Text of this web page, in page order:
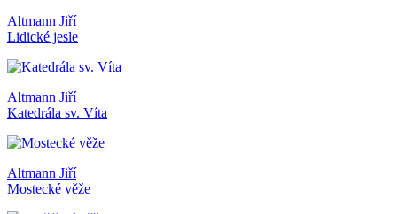
Altmann Jiří
Lidické jesle
Altmann Jiří
Katedrála sv. Víta
Altmann Jiří
Mostecké věže